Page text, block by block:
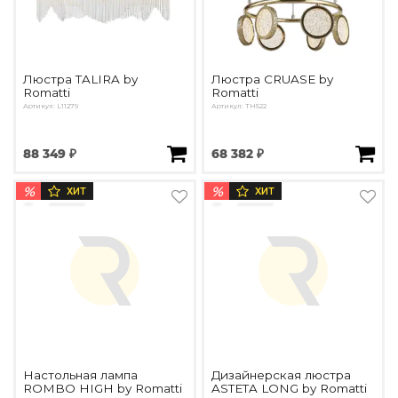
Люстра TALIRA by
Romatti
Артикул: L11279
88 349 ₽
Люстра CRUASE by
Romatti
Артикул: TH522
68 382 ₽
% ХИТ
Настольная лампа
ROMBO HIGH by Romatti
% ХИТ
Дизайнерская люстра
ASTETA LONG by Romatti